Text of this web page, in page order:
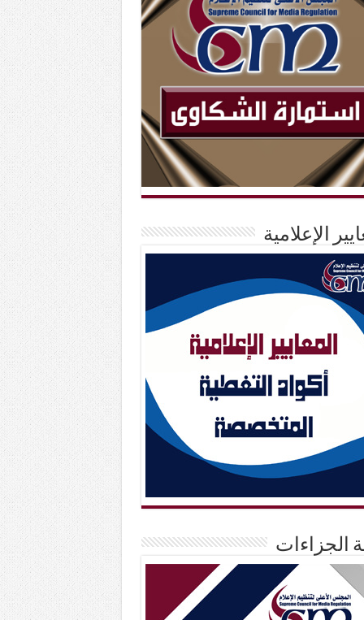
الإعلامية
الجزاءات